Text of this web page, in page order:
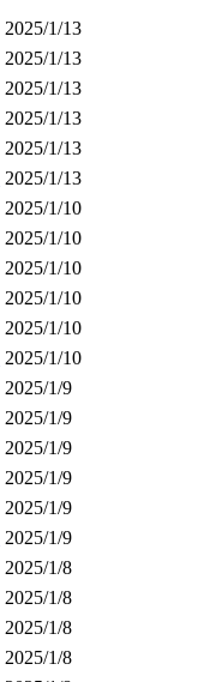
2025/1/13
2025/1/13
2025/1/13
2025/1/13
2025/1/13
2025/1/13
2025/1/10
2025/1/10
2025/1/10
2025/1/10
2025/1/10
2025/1/10
2025/1/9
2025/1/9
2025/1/9
2025/1/9
2025/1/9
2025/1/9
2025/1/8
2025/1/8
2025/1/8
2025/1/8